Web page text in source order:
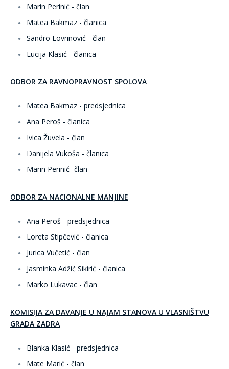
Marin Perinić - član
Matea Bakmaz - članica
Sandro Lovrinović - član
Lucija Klasić - članica
ODBOR ZA RAVNOPRAVNOST SPOLOVA
Matea Bakmaz - predsjednica
Ana Peroš - članica
Ivica Žuvela - član
Danijela Vukoša - članica
Marin Perinić- član
ODBOR ZA NACIONALNE MANJINE
Ana Peroš - predsjednica
Loreta Stipčević - članica
Jurica Vučetić - član
Jasminka Adžić Sikirić - članica
Marko Lukavac - član
KOMISIJA ZA DAVANJE U NAJAM STANOVA U VLASNIŠTVU
GRADA ZADRA
Blanka Klasić - predsjednica
Mate Marić - član